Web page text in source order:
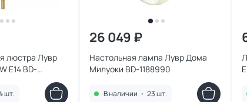
люстра Лувр
E14 BD-
шт.
26 049 ₽
Настольная лампа Лувр Дома
Милуоки BD-1188990
В наличии • 23 шт.